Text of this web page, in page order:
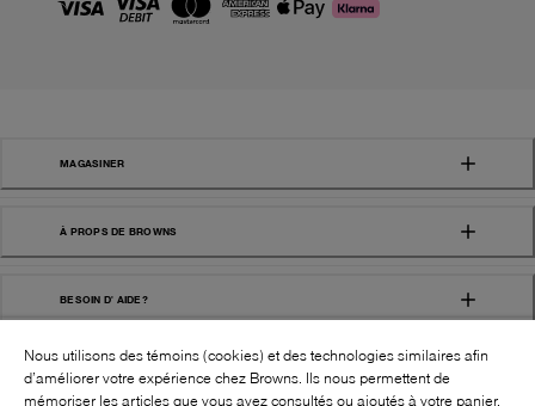
MAGASINER
À PROPS DE BROWNS
BESOIN D' AIDE?
Nous utilisons des témoins (cookies) et des technologies similaires afin
d’améliorer votre expérience chez Browns. Ils nous permettent de
mémoriser les articles que vous avez consultés ou ajoutés à votre panier,